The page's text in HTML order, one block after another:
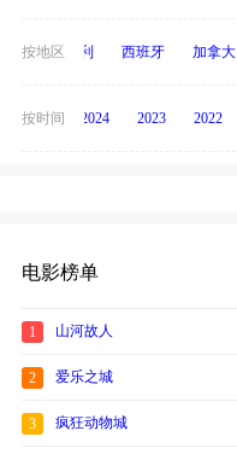
按地区
度 意大利 西班牙 加拿大
按时间
2025 2024 2023 2022
电影榜单
1 山河故人
2 爱乐之城
3 疯狂动物城